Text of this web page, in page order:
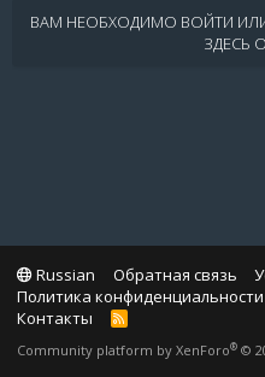
ВАМ НЕОБХОДИМО ВОЙТИ
ЗДЕСЬ
Russian Обратная связь
Политика конфиденциальности
Контакты
R
S
Community platform by XenForo® ©